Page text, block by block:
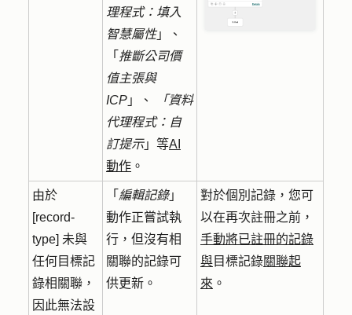
理程式：填入
智慧屬性」、
「 推斷公司價
值主張與
ICP 」、
「資料
代理程式：自
訂提示」等AI
動作 。
由於
[record-
type] 未與
任何目標記
錄相關聯，
因此無法設
「 編輯記錄」
動作正嘗試執
行，但沒有相
關聯的記錄可
供更新。
對於個別記錄，您可
以在再次註冊之前，
手動將已註冊的記錄
與目標記錄關聯起
來 。